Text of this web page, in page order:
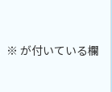
※ が付いている欄